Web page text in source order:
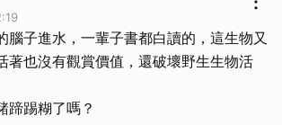
腦子進水，一輩子書都白讀的，這生物又
著也沒有觀賞價值，還破壞野生生物活
蹄踢糊了嗎？